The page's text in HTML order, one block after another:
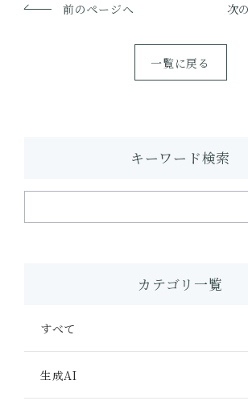
前のページへ
一覧に戻る
次
キーワード検索
カテゴリ一覧
すべて
生成AI